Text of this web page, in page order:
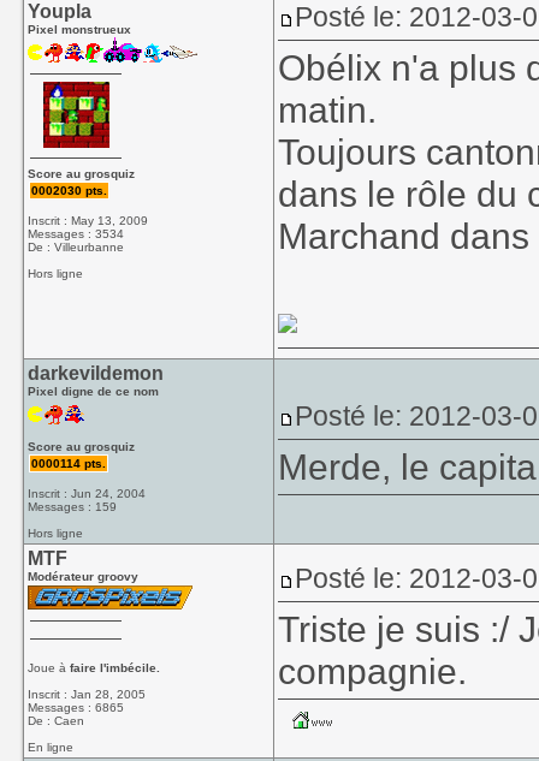
Youpla
Pixel monstrueux
Score au grosquiz
0002030 pts.
Inscrit : May 13, 2009
Messages : 3534
De : Villeurbanne
Hors ligne
Posté le: 2012-03-
Obélix n'a plus
matin.
Toujours
dans le rôle du
Marchand
darkevildemon
Pixel digne de ce nom
Score au grosquiz
0000114 pts.
Inscrit : Jun 24, 2004
Messages : 159
Hors ligne
Posté le: 2012-03-
Merde, le
MTF
Modérateur groovy
Joue àfaire l'imbécile.
Inscrit : Jan 28, 2005
Messages : 6865
De : Caen
En ligne
Posté le: 2012-03-
Triste je suis :/
compagnie.